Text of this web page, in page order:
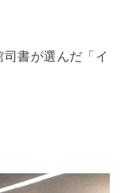
書が選んだ「イ